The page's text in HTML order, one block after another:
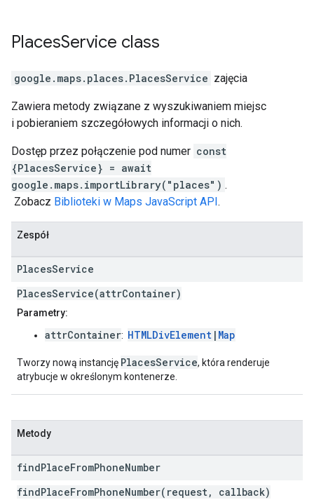
PlacesService class
google.maps.places. PlacesService zajęcia
Zawiera metody związane z wyszukiwaniem miejsc
i pobieraniem szczegółowych informacji o nich.
Dostęp przez połączenie pod numer const
{PlacesService} = await
google.maps.importLibrary("places") .
Zobacz Biblioteki w Maps JavaScript API .
Zespół
PlacesService
PlacesService(attrContainer)
Parametry:
attrContainer: HTMLDivElement | Map
Tworzy nową instancję PlacesService, która renderuje
atrybucje w określonym kontenerze.
Metody
findPlaceFromPhoneNumber
findPlaceFromPhoneNumber(request, callback)